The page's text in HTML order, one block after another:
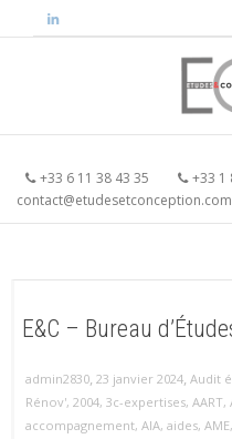
+33 6 11 38 43 35
+33
contact@etudesetconception.com
E&C – Bureau
admin2830, 23 janvier 2024, Audit
Rénov', 2004, 3c-expertises, AART,
accompagnement, AIA, aides, AME,